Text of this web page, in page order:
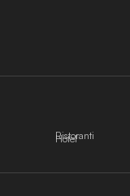
Ristoranti
Hotel